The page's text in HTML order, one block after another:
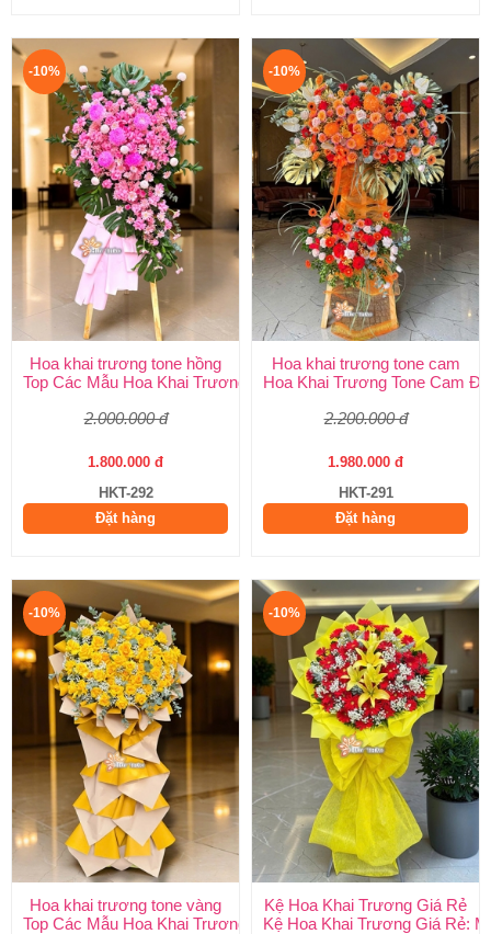
-10%
Hoa khai trương tone hồng
Top Các Mẫu Hoa Khai Trương Tone Hồng Đẹp, Sang Trọng,
2.000.000 đ
1.800.000 đ
HKT-292
Đặt hàng
-10%
Hoa khai trương tone cam
Hoa Khai Trương Tone Cam
2.200.000 đ
1.980.000 đ
HKT-291
Đặt hàng
-10%
Hoa khai trương tone vàng
Top Các Mẫu Hoa Khai Trương Tone Vàng Đẹp, Sang Trọng,
-10%
Kệ Hoa Khai Trương Giá Rẻ
Kệ Hoa Khai Trương Giá Rẻ: